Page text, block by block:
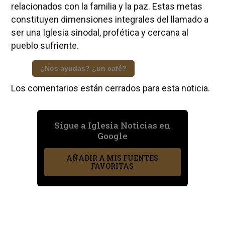
relacionados con la familia y la paz. Estas metas
constituyen dimensiones integrales del llamado a
ser una Iglesia sinodal, profética y cercana al
pueblo sufriente.
¿Nos ayudas? ¿un café?
Los comentarios están cerrados para esta noticia.
Sigue a Iglesia Noticias en
Google
AÑADIR A MIS FUENTES
FAVORITAS